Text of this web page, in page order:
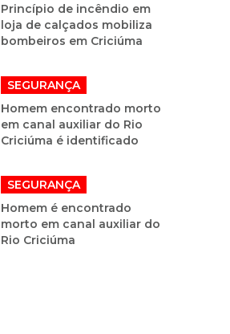
Princípio de incêndio em
loja de calçados mobiliza
bombeiros em Criciúma
SEGURANÇA
Homem encontrado morto
em canal auxiliar do Rio
Criciúma é identificado
SEGURANÇA
Homem é encontrado
morto em canal auxiliar do
Rio Criciúma